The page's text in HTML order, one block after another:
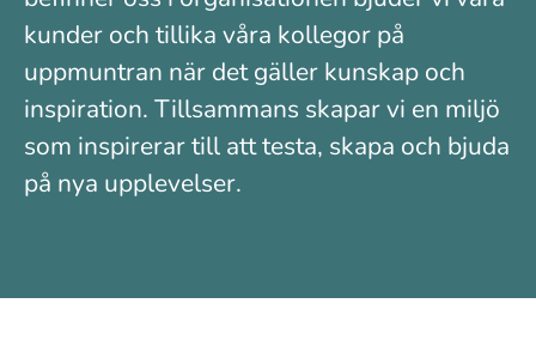
kunder och tillika våra kollegor på
uppmuntran när det gäller kunskap och
inspiration. Tillsammans skapar vi en miljö
som inspirerar till att testa, skapa och bjuda
på nya upplevelser.